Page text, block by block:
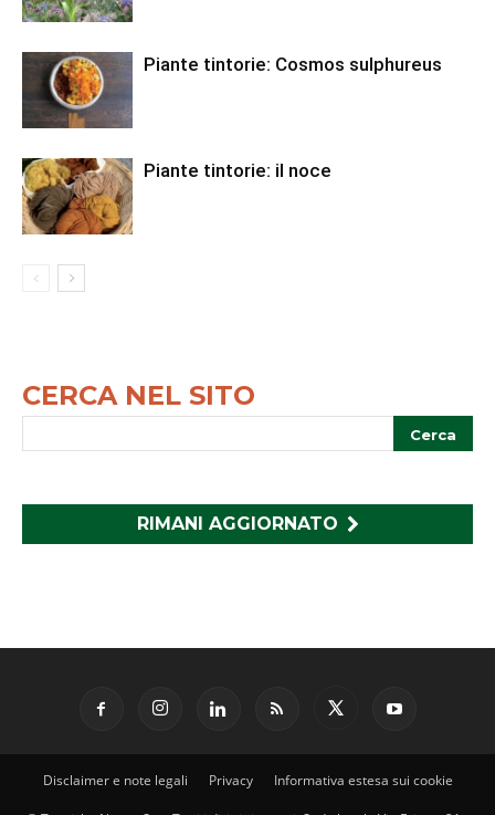
Piante tintorie: Cosmos sulphureus
Piante tintorie: il noce
CERCA NEL SITO
RIMANI AGGIORNATO
Disclaimer e note legali Privacy Informativa estesa sui cookie